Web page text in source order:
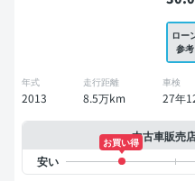
ロー
参考
年式
2013
走行距離
8.5万km
車検
27年
中古車販売
お買い得